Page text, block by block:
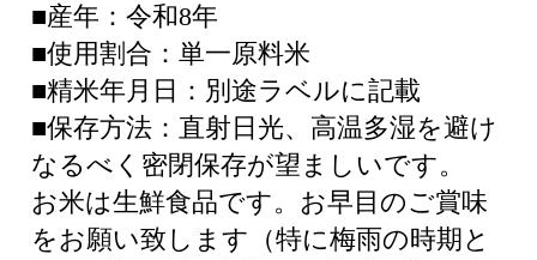
■産年：令和8年
■使用割合：単一原料米
■精米年月日：別途ラベルに記載
■保存方法：直射日光、高温多湿を避け
なるべく密閉保存が望ましいです。
お米は生鮮食品です。お早目のご賞味
をお願い致します（特に梅雨の時期と